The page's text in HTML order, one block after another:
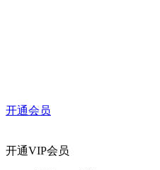
开通会员
开通VIP会员